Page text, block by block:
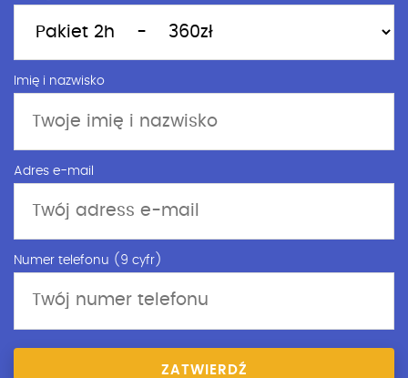
Imię i nazwisko
Adres e-mail
Numer telefonu (9 cyfr)
ZATWIERDŹ